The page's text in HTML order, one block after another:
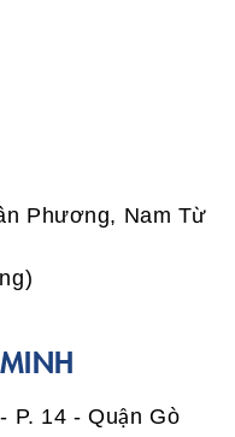
Phương, Nam Từ
P. 14 - Quận Gò